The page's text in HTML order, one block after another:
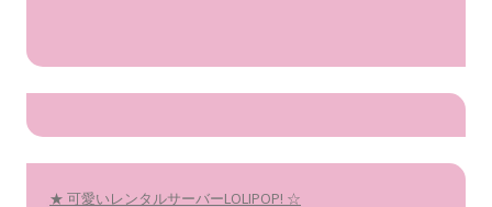
★ 可愛いレンタルサーバーLOLIPOP! ☆